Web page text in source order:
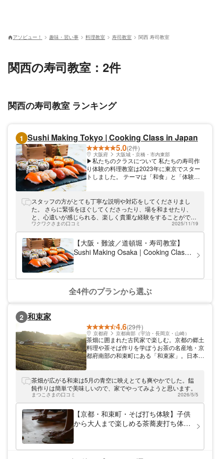
アソビュー！ 趣味・習い事 料理教室 寿司教室 関西 寿司教室
関西の寿司教室：2件
関西の寿司教室 ランキング
1 Sushi Making Tokyo | Cooking Class in Japan
5.0(2件)
大阪府 大阪城・京橋・市内東部
▶︎私たちのクラスについて 私たちの寿司作
り体験の料理教室は2023年に東京でスター
トしました。 テーマは「和食」と「体験」
ートしました！ ▶︎TripAdviser実績 私たち
は、TripAdvisorでTOP1％のアクティビティ
が受賞する「Travelers’ Choice Awards Best
of the Best Things to Do」を受賞しました。
TripAdviserの世界のグルメ11位、アジアの
アクティビティで25位を獲得しています。
スタッフの方がとても丁寧な説明や対応をしてくださりまし
た。 さらに緊張をほぐしてくださったり、場を和ませたり、
と、心遣いが感じられる、楽しく貴重な経験をすることができ
ました。
ワクワクさまの口コミ 2025/11/19
【大阪・難波／道頓堀・寿司教室】
Sushi Making Osaka | Cooking Class
全4件のプランから選ぶ
2 和束家
4.6(29件)
京都府 京都南部（宇治・長岡京・山崎）
茶畑に囲まれた古民家で楽しむ。京都の郷土
料理や茶そば作りを学ぼうお茶の名産地・京
都府南部の和束町にある「和束家」。日本遺
作りをご体験頂けます。和束茶を使用した味
わい深い茶そば打ちもおすすめ。「和束高
橋」バス停から徒歩約3分。緑広がる茶畑の
絶景を訪ねがてら、産地ならではのアクティ
ビティをご満喫ください。
茶畑が広がる和束は5月の青空に映えとても爽やかでした。饂
飩作りは簡単で美味しいので、家でやってみようと思います。
まつこさまの口コミ 2026/5/5
【京都・和束町・そば打ち体験】子供
から大人まで楽しめる茶蕎麦打ち体験